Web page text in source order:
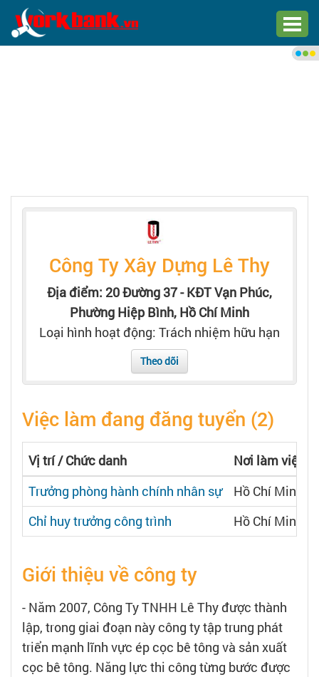
Trang chủ
Tìm việc làm
Tạo hồ sơ
Bạn cần tuyển người
Nhà tuyển dụng
Công Ty Xây Dựng Lê Thy
Địa điểm: 20 Đường 37 - KĐT Vạn Phúc,
Phường Hiệp Bình, Hồ Chí Minh
Loại hình hoạt động: Trách nhiệm hữu hạn
Theo dõi
Việc làm đang đăng tuyển (2)
Vị trí / Chức danh Nơi làm việc
Trưởng phòng hành chính nhân sự
Hồ Chí Minh
Chỉ huy trưởng công trình
Hồ Chí Minh
Giới thiệu về công ty
- Năm 2007, Công Ty TNHH Lê Thy được thành
lập, trong giai đoạn này công ty tập trung phát
triển mạnh lĩnh vực ép cọc bê tông và sản xuất
cọc bê tông. Năng lực thi công từng bước được